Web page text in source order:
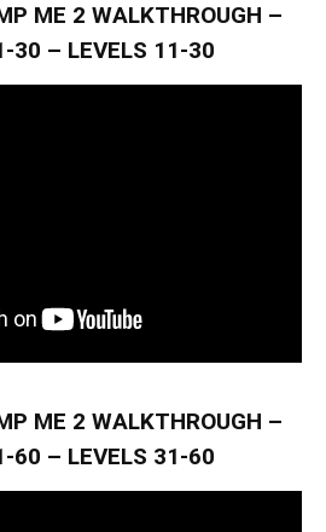
ME 2 WALKTHROUGH –
30 – LEVELS 11-30
ME 2 WALKTHROUGH –
60 – LEVELS 31-60